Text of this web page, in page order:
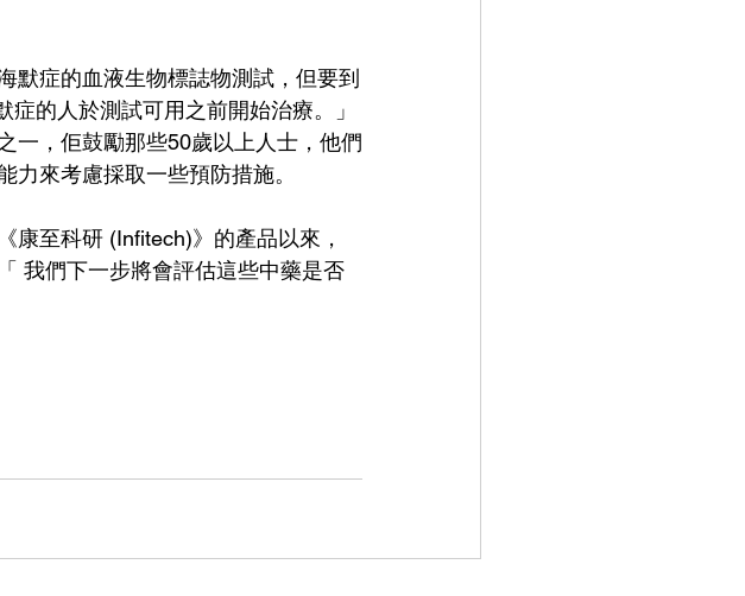
默症的血液生物標誌物測試，但要到
的人於測試可用之前開始治療。」
一，佢鼓勵那些50歲以上人士，他們
來考慮採取一些預防措施。
康至科研 (Infitech)》的產品以來，
我們下一步將會評估這些中藥是否